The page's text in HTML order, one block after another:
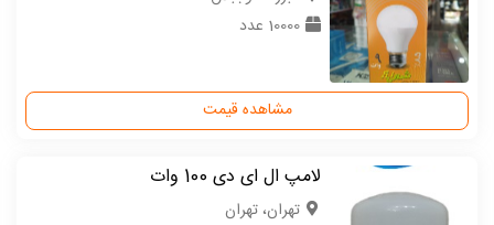
10000 عدد
مشاهده قیمت
لامپ ال ای دی 100 وات
تهران، تهران